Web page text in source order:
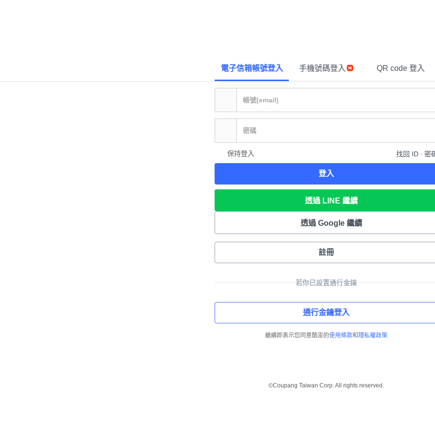
電子信箱帳號登入 手機號碼登入 QR code 登入
保持登入 找回 ID ∙ 密
登入
透過 LINE 繼續
透過 Google 繼續
註冊
若你已設置通行金鑰
通行金鑰登入
繼續即表示您同意酷澎的使用條款和 隱私權政策
©Coupang Taiwan Corp. All rights reserved.